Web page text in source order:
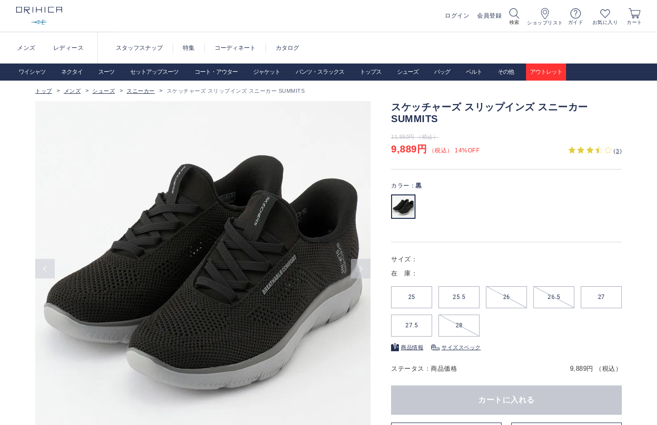
ログイン 会員登録
検索 ショップリスト ガイド お気に入り カート
メンズ レディース スタッフスナップ 特集 コーディネート カタログ
ワイシャツ ネクタイ スーツ セットアップスーツ コート・アウター ジャケット パンツ・スラックス トップス シューズ バッグ ベルト その他 アウトレット
トップ メンズ シューズ スニーカー スケッチャーズ スリップインズ スニーカー SUMMITS
スケッチャーズ スリップインズ スニーカー
SUMMITS
11,550円 （税込）
9,889円 （税込） 14%OFF (3)
カラー： 黒
サイズ：
在 庫：
25 25.5 26 26.5 27
27.5 28
商品情報 サイズスペック
ステータス：商品価格 9,889円 （税込）
カートに入れる